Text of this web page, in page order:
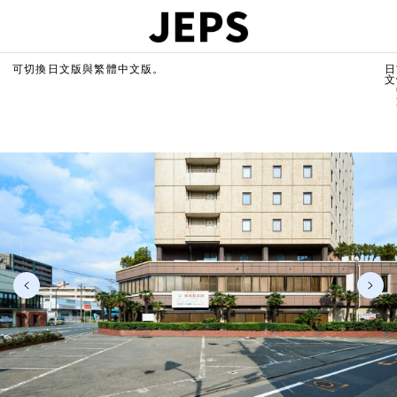
可切換日文版與繁體中文版。
日
文